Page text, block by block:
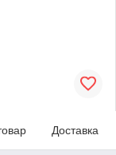
Доставка